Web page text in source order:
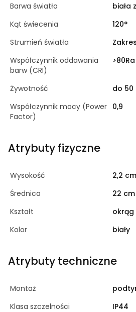
Barwa światła
biała
Kąt świecenia
120°
Strumień światła
Współczynnik oddawania
barw (CRI)
>80Ra
Żywotność
do 50
Współczynnik mocy (Power
Factor)
0,9
Atrybuty fizyczne
Wysokość
2,2 cm
Średnica
22 cm
Kształt
okrąg
Kolor
biały
Atrybuty techniczne
Montaż
Klasa szczelności
IP44